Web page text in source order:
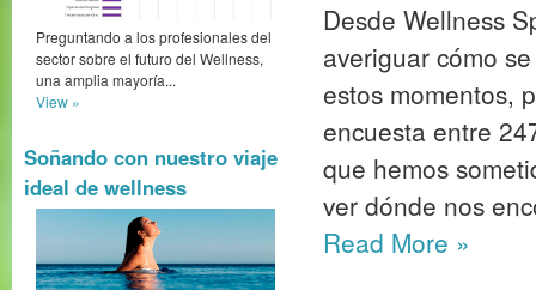
Preguntando a los profesionales del
sector sobre el futuro del Wellness,
una amplia mayoría...
View »
Soñando con nuestro viaje
ideal de wellness
Desde Wellness
averiguar cómo
estos momentos,
encuesta entre
que hemos
ver dónde nos
Read More »